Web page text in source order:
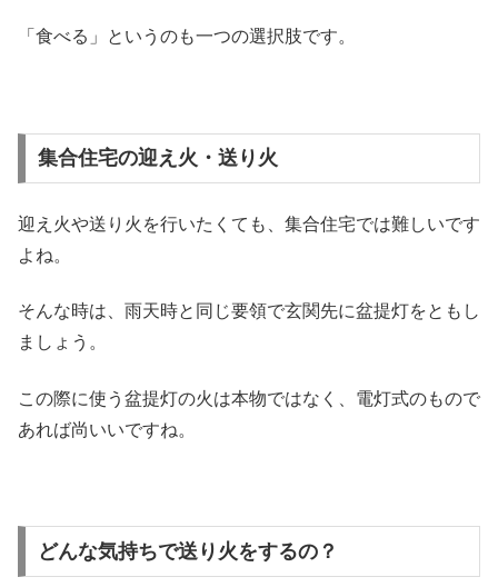
「食べる」というのも一つの選択肢です。
集合住宅の迎え火・送り火
迎え火や送り火を行いたくても、集合住宅では難しいです
よね。
そんな時は、雨天時と同じ要領で玄関先に盆提灯をともし
ましょう。
この際に使う盆提灯の火は本物ではなく、電灯式のもので
あれば尚いいですね。
どんな気持ちで送り火をするの？